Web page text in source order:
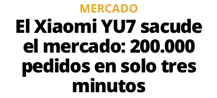
MERCADO
El Xiaomi YU7 sacude
el mercado: 200.000
pedidos en solo tres
minutos